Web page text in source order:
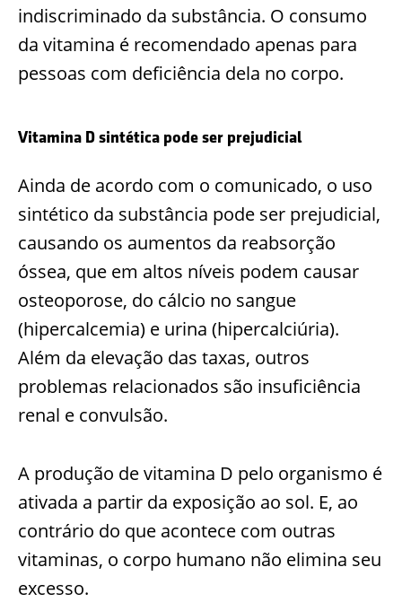
indiscriminado da substância. O consumo
da vitamina é recomendado apenas para
pessoas com deficiência dela no corpo.
Vitamina D sintética pode ser prejudicial
Ainda de acordo com o comunicado, o uso
sintético da substância pode ser prejudicial,
causando os aumentos da reabsorção
óssea, que em altos níveis podem causar
osteoporose, do cálcio no sangue
(hipercalcemia) e urina (hipercalciúria).
Além da elevação das taxas, outros
problemas relacionados são insuficiência
renal e convulsão.
A produção de vitamina D pelo organismo é
ativada a partir da exposição ao sol. E, ao
contrário do que acontece com outras
vitaminas, o corpo humano não elimina seu
excesso.